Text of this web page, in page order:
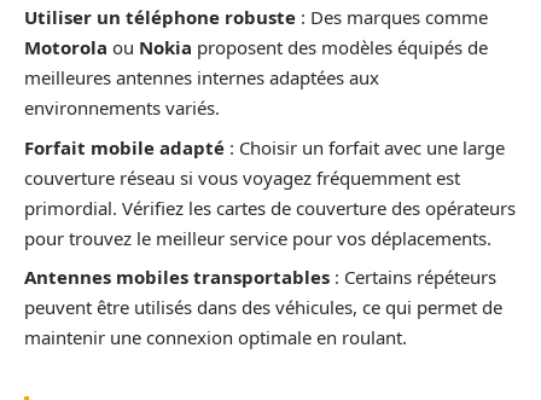
Utiliser un téléphone robuste : Des marques comme
Motorola ou Nokia proposent des modèles équipés de
meilleures antennes internes adaptées aux
environnements variés.
Forfait mobile adapté : Choisir un forfait avec une large
couverture réseau si vous voyagez fréquemment est
primordial. Vérifiez les cartes de couverture des opérateurs
pour trouvez le meilleur service pour vos déplacements.
Antennes mobiles transportables : Certains répéteurs
peuvent être utilisés dans des véhicules, ce qui permet de
maintenir une connexion optimale en roulant.